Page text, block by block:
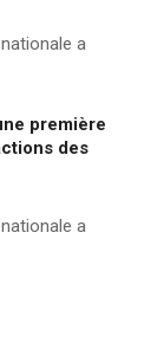
a
première
des
a